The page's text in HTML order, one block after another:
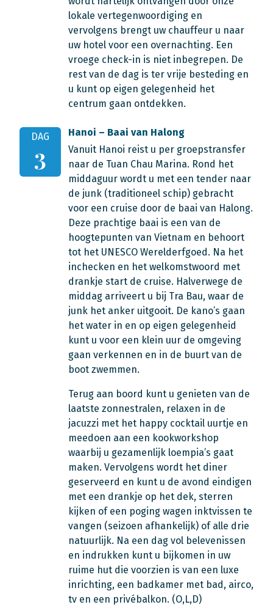
lokale vertegenwoordiging en
vervolgens brengt uw chauffeur u naar
uw hotel voor een overnachting. Een
vroege check-in is niet inbegrepen. De
rest van de dag is ter vrije besteding en
u kunt op eigen gelegenheid het
centrum gaan ontdekken.
DAG
3
Hanoi – Baai van Halong
Vanuit Hanoi reist u per groepstransfer
naar de Tuan Chau Marina. Rond het
middaguur wordt u met een tender naar
de junk (traditioneel schip) gebracht
voor een cruise door de baai van Halong.
Deze prachtige baai is een van de
hoogtepunten van Vietnam en behoort
tot het UNESCO Werelderfgoed. Na het
inchecken en het welkomstwoord met
drankje start de cruise. Halverwege de
middag arriveert u bij Tra Bau, waar de
junk het anker uitgooit. De kano’s gaan
het water in en op eigen gelegenheid
kunt u voor een klein uur de omgeving
gaan verkennen en in de buurt van de
boot zwemmen.
Terug aan boord kunt u genieten van de
laatste zonnestralen, relaxen in de
jacuzzi met het happy cocktail uurtje en
meedoen aan een kookworkshop
waarbij u gezamenlijk loempia’s gaat
maken. Vervolgens wordt het diner
geserveerd en kunt u de avond eindigen
met een drankje op het dek, sterren
kijken of een poging wagen inktvissen te
vangen (seizoen afhankelijk) of alle drie
natuurlijk. Na een dag vol belevenissen
en indrukken kunt u bijkomen in uw
ruime hut die voorzien is van een luxe
inrichting, een badkamer met bad, airco,
tv en een privébalkon. (O,L,D)